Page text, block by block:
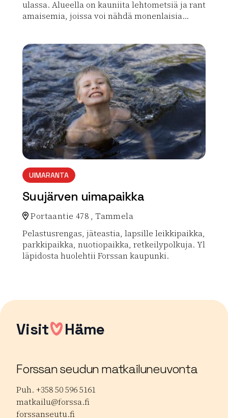
ulassa. Alueella on kauniita lehtometsiä ja rant
amaisemia, joissa voi nähdä monenlaisia...
array(0) { }
UIMARANTA
Suujärven uimapaikka
Portaantie 478 , Tammela
Pelastusrengas, jäteastia, lapsille leikkipaikka,
parkkipaikka, nuotiopaikka, retkeilypolkuja. Yl
läpidosta huolehtii Forssan kaupunki.
Visit Häme
Forssan seudun matkailuneuvonta
Puh. +358 50 596 5161
matkailu@forssa.fi
forssanseutu.fi